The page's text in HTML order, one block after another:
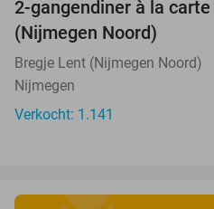
2-gangendiner à la
(Nijmegen Noord)
Bregje Lent (Nijmegen Noord)
Nijmegen
Verkocht: 1.141